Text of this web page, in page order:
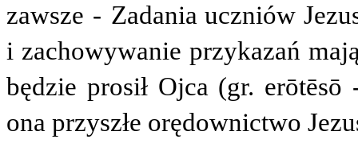
zawsze - Zadania uczniów
i zachowywanie przykazań
będzie prosił Ojca (gr. erōtēsō
ona przyszłe orędownictwo